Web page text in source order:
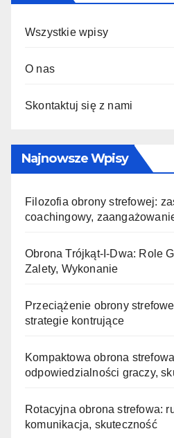
Wszystkie wpisy
O nas
Skontaktuj się z nami
Najnowsze Wpisy
Filozofia obrony strefowej:
coachingowy,
Obrona Trójkąt-I-Dwa: Role
Zalety, Wykonanie
Przeciążenie obrony
strategie kontrujące
Kompaktowa obrona
odpowiedzialności graczy,
Rotacyjna obrona strefowa:
komunikacja, skuteczność